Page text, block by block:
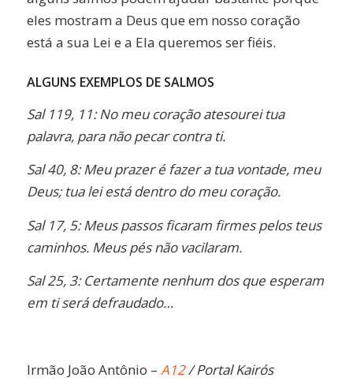
eles mostram a Deus que em nosso coração
está a sua Lei e a Ela queremos ser fiéis.
ALGUNS EXEMPLOS DE SALMOS
Sal 119, 11: No meu coração atesourei tua
palavra, para não pecar contra ti.
Sal 40, 8: Meu prazer é fazer a tua vontade, meu
Deus; tua lei está dentro do meu coração.
Sal 17, 5: Meus passos ficaram firmes pelos teus
caminhos. Meus pés não vacilaram.
Sal 25, 3: Certamente nenhum dos que esperam
em ti será defraudado…
Irmão João Antônio – A12/ Portal Kairós